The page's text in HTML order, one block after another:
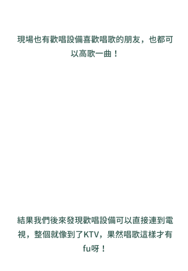
現場也有歡唱設備喜歡唱歌的朋友，也都可
以高歌一曲！
結果我們後來發現歡唱設備可以直接連到電
視，整個就像到了KTV，果然唱歌這樣才有
fu呀！